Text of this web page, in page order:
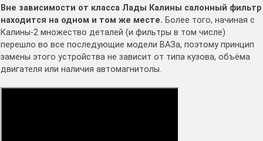
Вне зависимости от класса Лады Калины салонный фильтр
находится на одном и том же месте. Более того, начиная с
Калины-2 множество деталей (и фильтры в том числе)
перешло во все последующие модели ВАЗа, поэтому принцип
замены этого устройства не зависит от типа кузова, объёма
двигателя или наличия автомагнитолы.